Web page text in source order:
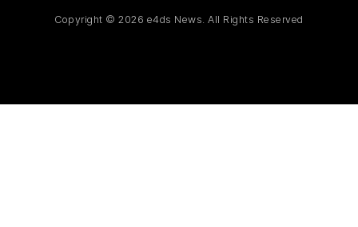
Copyright ©2026 e4ds News. All Rights Reserved